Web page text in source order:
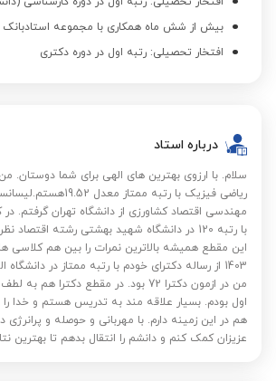
بیش از شش ماه همکاری با مجموعه استادبانک
افتخار تحصیلی: رتبه اول در دوره دکتری
درباره استاد
سلام. با ارزوی بهترین های الهی برای شما دوستان. من
ریاضی فیزیک با رتبه ممتاز
مهندسی اقتصاد کشاورزی از دانشگاه تهران گرفتم. در
با رتبه 120 در دانشگاه شهید بهشتی رشته
این مقطع همیشه بالاترین نمرات را بین هم کلاسی
1403 از رساله دکترای خودم با رتبه ممتاز در دانشگاه
من در ازمون دکترا 72 بود. در مقطع دکترا
اول بودم. بسیار علاقه مند به تدریس هستم و خدا
هم در این زمینه دارم. با مهربانی و حوصله و
عزیزان کمک کنم و دانشم را انتقال بدهم تا بهترین